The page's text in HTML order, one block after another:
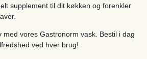
supplement til dit køkken og forenkler
vores Gastronorm vask. Bestil i dag
ved hver brug!